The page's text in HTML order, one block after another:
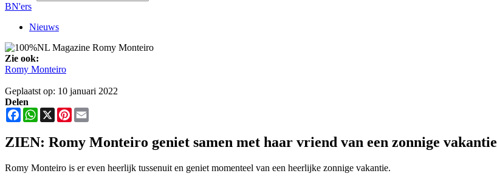
BN'ers
Nieuws
Zie ook:
Romy Monteiro
Geplaatst op: 10 januari 2022
Delen
FacebookWhatsApp
X Pinterest
ZIEN: Romy Monteiro geniet samen met haar vriend van een zonnige vakantie
Romy Monteiro is er even heerlijk tussenuit en geniet momenteel van een heerlijke zonnige vakantie.